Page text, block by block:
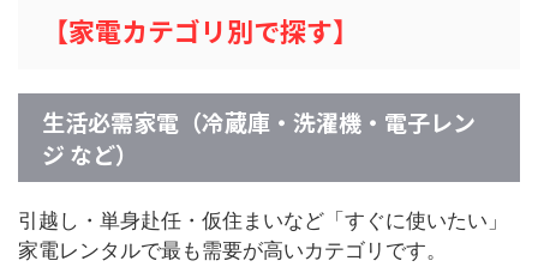
【家電カテゴリ別で探す】
生活必需家電（冷蔵庫・洗濯機・電子レン
ジ など）
引越し・単身赴任・仮住まいなど「すぐに使いたい」
家電レンタルで最も需要が高いカテゴリです。